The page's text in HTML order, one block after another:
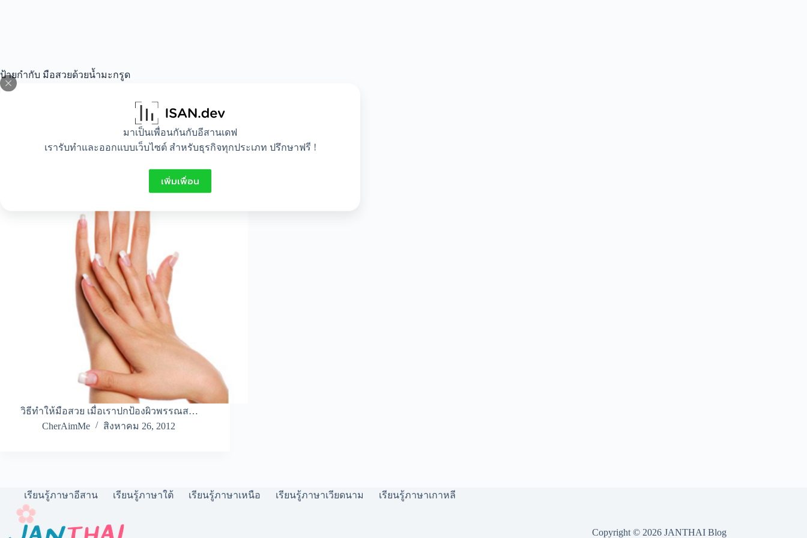
มาเป็นเพื่อนกันกับอีสานเดฟ
เรารับทำและออกแบบเว็บไซต์ สำหรับธุรกิจทุกประเภท ปรึกษาฟรี !
เพิ่มเพื่อน
ป้ายกำกับ มือสวยด้วยน้ำมะกรูด
วิธีทำให้มือสวย เมื่อเราปกป้องผิวพรรณส…
CherAimMe
สิงหาคม 26, 2012
เรียนรู้ภาษาอีสาน เรียนรู้ภาษาใต้ เรียนรู้ภาษาเหนือ เรียนรู้ภาษาเวียดนาม เรียนรู้ภาษาเกาหลี
Copyright © 2026 JANTHAI Blog